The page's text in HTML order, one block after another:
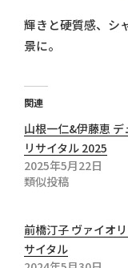
輝きと硬質感、シ
景に。
関連
山根一仁&伊藤恵 デ
リサイタル 2025
2025年5月22日
類似投稿
前橋汀子 ヴァイオ
サイタル